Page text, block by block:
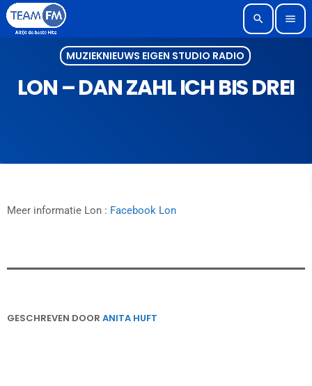
search menu
MUZIEKNIEUWS EIGEN STUDIO RADIO
LON – DAN ZAHL ICH BIS DREI
Meer informatie Lon : Facebook Lon
GESCHREVEN DOOR ANITA HUFT